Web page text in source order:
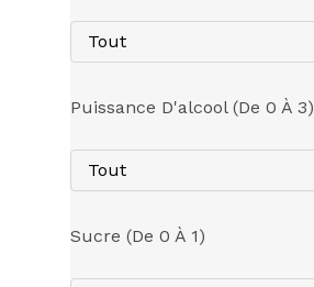
Tout
Puissance D'alcool (de 0 À 3)
Tout
Sucre (de 0 À 1)